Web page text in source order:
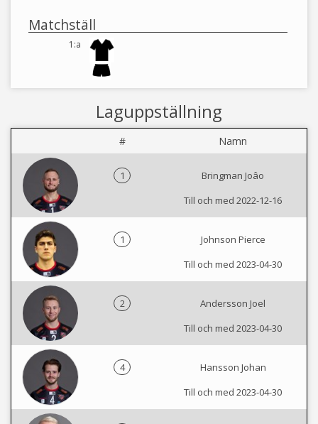
Matchställ
1:a
Laguppställning
# Namn
1
Bringman Joâo
Till och med 2022-12-16
1
Johnson Pierce
Till och med 2023-04-30
2
Andersson Joel
Till och med 2023-04-30
4
Hansson Johan
Till och med 2023-04-30